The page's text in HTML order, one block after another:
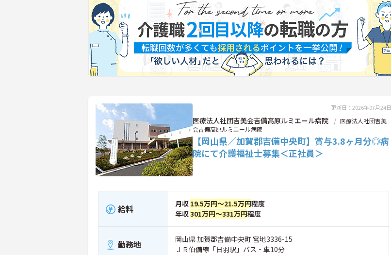
更新日：2026年07月24日
医療法人社団吉美会吉備高原ルミエール病院
医療法人社団吉美
会吉備高原ルミエール病院
【岡山県／加賀郡吉備中央町】賞与3.8ヶ月分◎病
院にて介護福祉士募集＜正社員＞
給料 月収 19.5万円～21.5万円程度
年収301万円～331万円程度
勤務地
岡山県 加賀郡吉備中央町 宮地3336-15
ＪＲ伯備線「日羽駅」バス・車10分